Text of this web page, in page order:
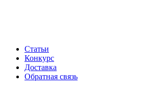
Статьи
Конкурс
Доставка
Обратная связь